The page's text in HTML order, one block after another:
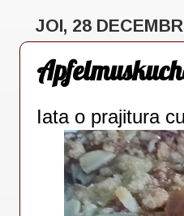
JOI, 28
Iata o prajitura